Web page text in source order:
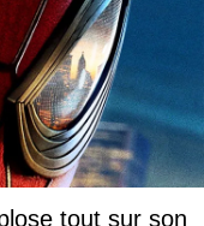
tout sur son